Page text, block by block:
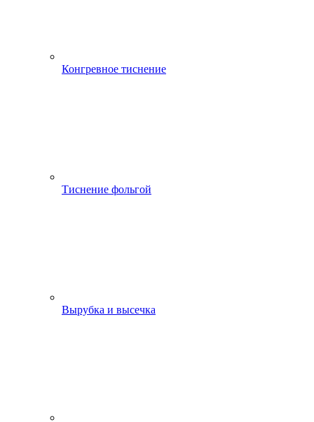
Конгревное тиснение
Тиснение фольгой
Вырубка и высечка